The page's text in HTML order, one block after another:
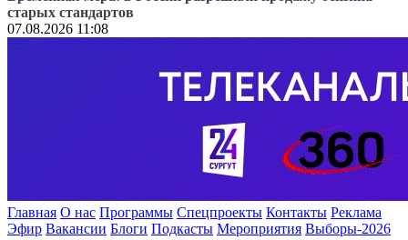
старых стандартов
07.08.2026 11:08
Главная О нас Программы Спецпроекты Контакты Реклама
Эфир Вакансии Блоги Подкасты Мероприятия Выборы-2026